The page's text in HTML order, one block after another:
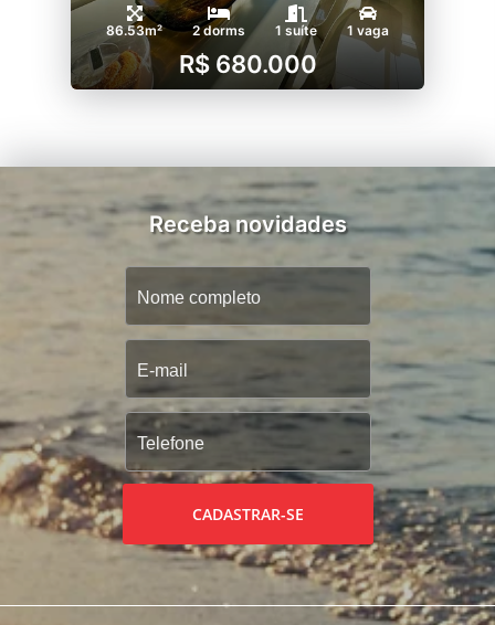
86.53m² 2 dorms 1 suíte 1 vaga
R$ 680.000
Receba novidades
CADASTRAR-SE